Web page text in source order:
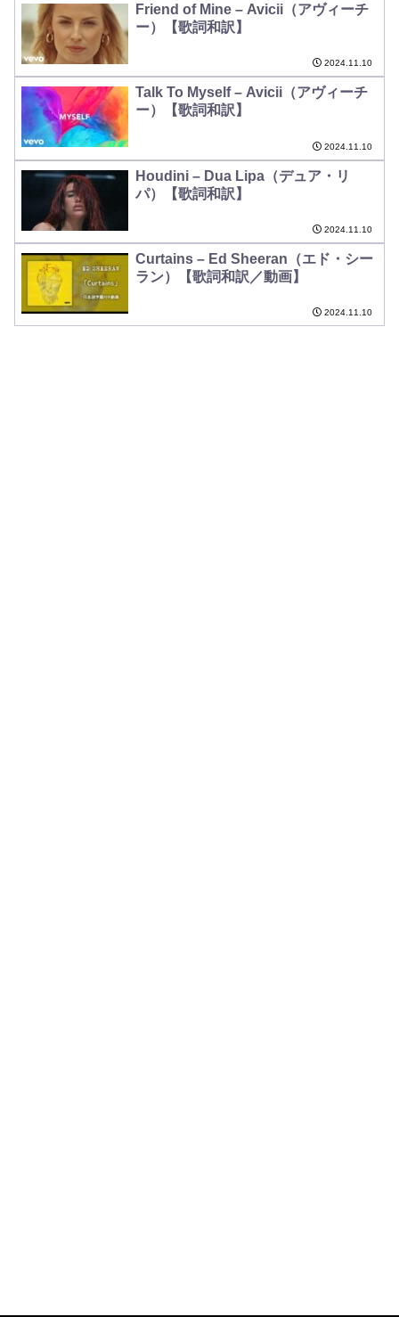
Friend of Mine – Avicii（アヴィーチ
ー）【歌詞和訳】
2024.11.10
Talk To Myself – Avicii（アヴィーチ
ー）【歌詞和訳】
2024.11.10
Houdini – Dua Lipa（デュア・リ
パ）【歌詞和訳】
2024.11.10
Curtains – Ed Sheeran（エド・シー
ラン）【歌詞和訳／動画】
2024.11.10